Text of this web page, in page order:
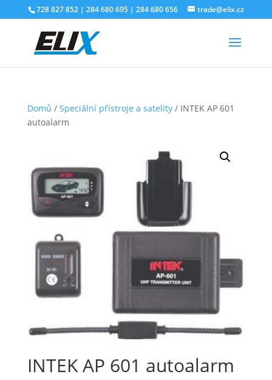
728 827 852 | 284 680 695 | 284 680 656 trade@elix.cz
Domů / Speciální přístroje a satelity/ INTEK AP 601
autoalarm
INTEK AP 601 autoalarm